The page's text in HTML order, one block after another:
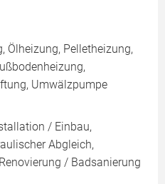
Ölheizung, Pelletheizung,
Umwälzpumpe
/ Einbau,
Abgleich,
/ Badsanierung